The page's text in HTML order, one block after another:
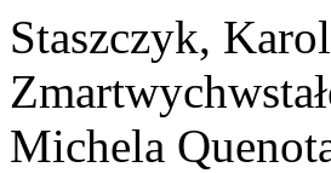
Staszczyk,
Michela